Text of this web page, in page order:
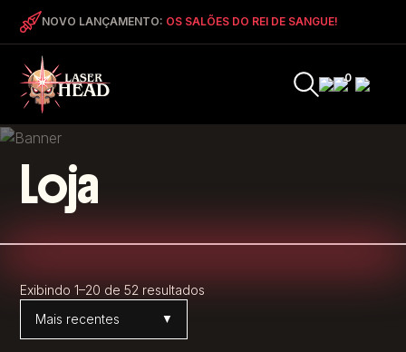
NOVO LANÇAMENTO: OS SALÕES DO REI DE SANGUE!
0
Loja
Exibindo 1–20 de 52 resultados
Ordenar por